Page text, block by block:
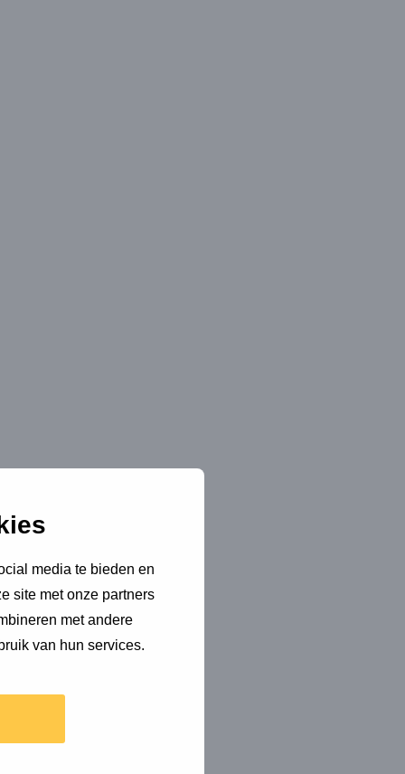
media te bieden en
site met onze partners
met andere
van hun services.